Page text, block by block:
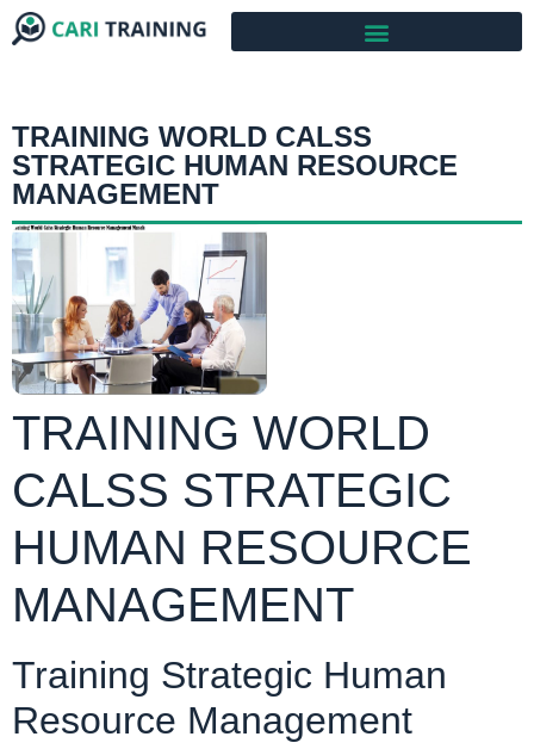
TRAINING WORLD CALSS
STRATEGIC HUMAN RESOURCE
MANAGEMENT
TRAINING WORLD
CALSS STRATEGIC
HUMAN RESOURCE
MANAGEMENT
Training Strategic Human
Resource Management